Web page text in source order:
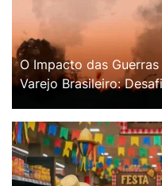
O Impacto das
Varejo Brasileiro: